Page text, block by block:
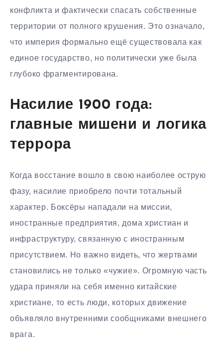
конфликта и фактически спасать собственные
территории от полного крушения. Это означало,
что империя формально ещё существовала как
единое государство, но политически уже была
глубоко фрагментирована.
Насилие 1900 года:
главные мишени и логика
террора
Когда восстание вошло в свою наиболее острую
фазу, насилие приобрело почти тотальный
характер. Боксёры нападали на миссии,
иностранные предприятия, дома христиан и
инфраструктуру, связанную с иностранным
присутствием. Но важно видеть, что жертвами
становились не только «чужие». Огромную часть
удара приняли на себя именно китайские
христиане, то есть люди, которых движение
объявляло внутренними сообщниками внешнего
врага.